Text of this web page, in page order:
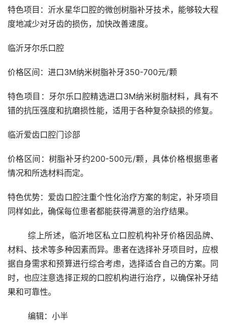
特色项目：沂水星华口腔的微创树脂补牙技术，能够较大程
度地减少对牙齿的损伤，加快改善速度。
临沂牙尔乐口腔
价格区间：进口3M纳米树脂补牙350-700元/颗
特色项目：牙尔乐口腔精选进口3M纳米树脂材料，具有不
错的抗压强度和抗磨损性能，适用于各种复杂缺损的修复。
临沂爱齿口腔门诊部
价格区间：树脂补牙约200-500元/颗，具体价格根据患者
情况和所选材料而定。
特色优势：爱齿口腔注重个性化治疗方案的制定，补牙项目
同样如此，确保每位患者都能获得满意的治疗结果。
	综上所述，临沂地区私立口腔机构补牙价格因品牌、
材料、技术等多种因素而异。患者在选择补牙项目时，应根
据自身需求和预算进行综合考虑，选择适合自己的方案。同
时，也应注意选择正规的口腔机构进行治疗，以确保补牙结
果和可靠性。
	编辑：小半